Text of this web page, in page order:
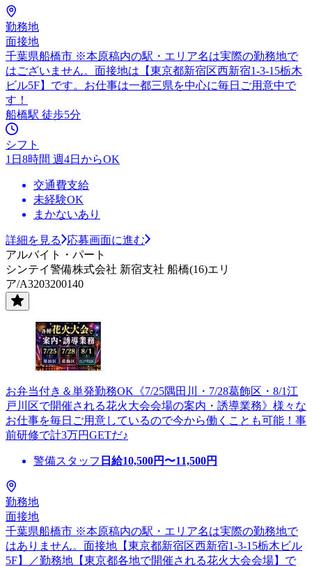
勤務地
面接地
千葉県船橋市 ※本原稿内の駅・エリア名は実際の勤務地で
はございません。面接地は【東京都新宿区西新宿1-3-15栃木
ビル5F】です。お仕事は一都三県を中心に毎日ご用意中で
す！
船橋駅 徒歩5分
シフト
1日8時間 週4日からOK
交通費支給
未経験OK
まかないあり
詳細を見る
応募画面に進む
アルバイト・パート
シンテイ警備株式会社 新宿支社 船橋(16)エリ
ア/A3203200140
お弁当付き＆単発勤務OK《7/25隅田川・7/28葛飾区・8/1江
戸川区で開催される花火大会会場の案内・誘導業務》様々な
お仕事を毎日ご用意しているので今から働くことも可能！事
前研修で計3万円GETだ♪
警備スタッフ 日給10,500円〜11,500円
勤務地
面接地
千葉県船橋市 ※本原稿内の駅・エリア名は実際の勤務地で
はありません。面接地【東京都新宿区西新宿1-3-15栃木ビル
5F】／勤務地【東京都各地で開催される花火大会会場】で